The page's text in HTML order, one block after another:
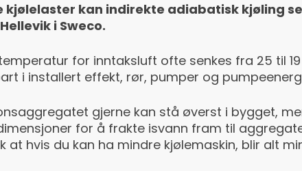
kjølelaster kan indirekte adiabatisk kjøling
i Sweco.
for inntaksluft ofte senkes fra 25 til
i installert effekt, rør, pumper og
gjerne kan stå øverst i bygget,
for å frakte isvann fram til
at hvis du kan ha mindre kjølemaskin, blir alt